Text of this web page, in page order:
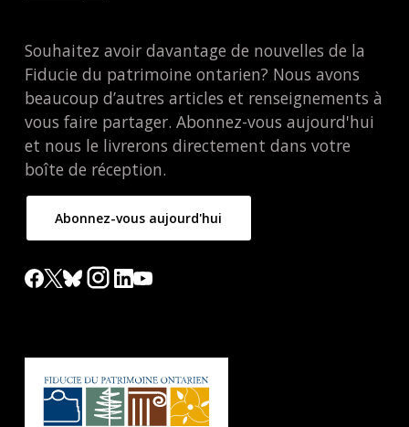
Souhaitez avoir davantage de nouvelles de la
Fiducie du patrimoine ontarien? Nous avons
beaucoup d’autres articles et renseignements à
vous faire partager. Abonnez-vous aujourd'hui
et nous le livrerons directement dans votre
boîte de réception.
Abonnez-vous aujourd'hui